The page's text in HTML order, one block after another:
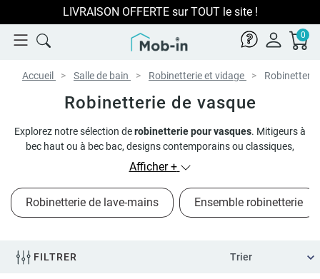
LIVRAISON OFFERTE sur TOUT le site !
0
Accueil Salle de bain Robinetterie et vidage
Robinetterie de vasque
Explorez notre sélection derobinetterie pour vasques. Mitigeurs à
bec haut ou à bec bac, designs contemporains ou classiques,
finitions au choix (noir mat ou chromé). Trouvez le robinet qui
modèles debondesetsiphonsassortis.
Afficher +
Robinetterie de lave-mains Ensemble robinetterie
FILTRER